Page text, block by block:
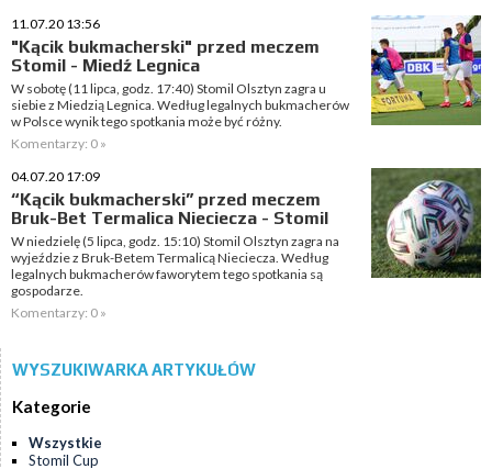
11.07.20 13:56
"Kącik bukmacherski" przed meczem
Stomil - Miedź Legnica
W sobotę (11 lipca, godz. 17:40) Stomil Olsztyn zagra u
siebie z Miedzią Legnica. Według legalnych bukmacherów
w Polsce wynik tego spotkania może być różny.
Komentarzy: 0 »
04.07.20 17:09
“Kącik bukmacherski” przed meczem
Bruk-Bet Termalica Nieciecza - Stomil
W niedzielę (5 lipca, godz. 15:10) Stomil Olsztyn zagra na
wyjeździe z Bruk-Betem Termalicą Nieciecza. Według
legalnych bukmacherów faworytem tego spotkania są
gospodarze.
Komentarzy: 0 »
WYSZUKIWARKA ARTYKUŁÓW
Kategorie
Wszystkie
Stomil Cup